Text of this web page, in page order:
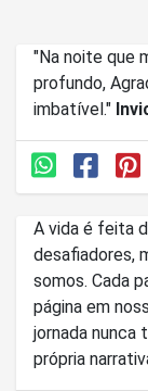
"Na noite que
profundo,
imbatível."
A vida é feita
desafiadores,
somos. Cada passo, cada erro, cada conquista é uma
página em
jornada nunca
própria